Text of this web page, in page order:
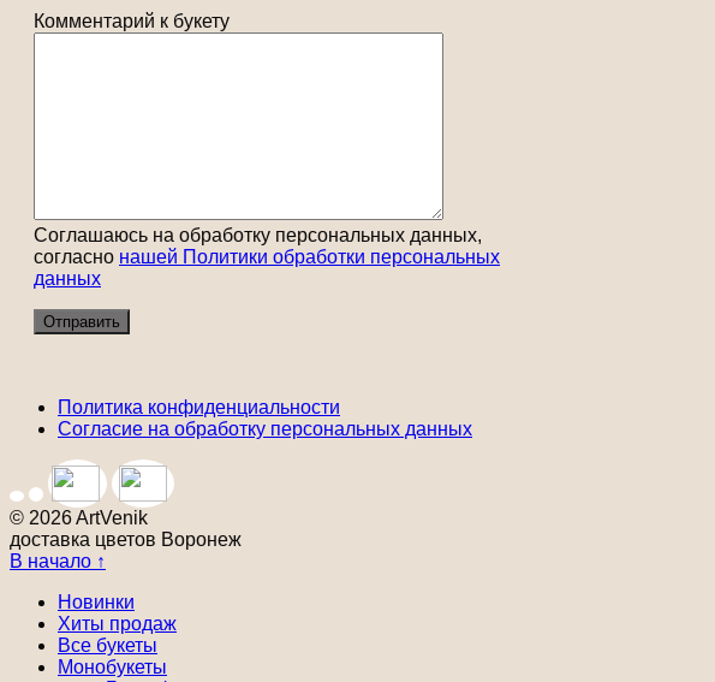
Комментарий к букету
Соглашаюсь на обработку персональных данных,
согласно нашей Политики обработки персональных
данных
Политика конфиденциальности
Согласие на обработку персональных данных
© 2026 ArtVenik
доставка цветов Воронеж
В начало ↑
Новинки
Хиты продаж
Все букеты
Монобукеты